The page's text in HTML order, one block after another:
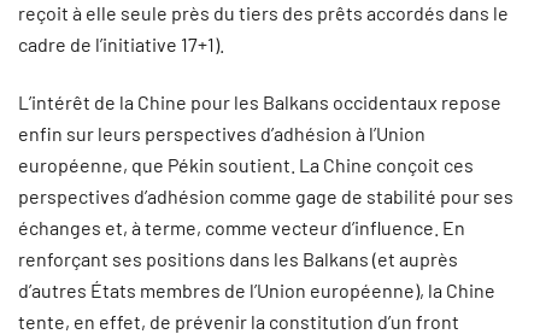
reçoit à elle seule près du tiers des prêts accordés dans le
cadre de l’initiative 17+1).
L’intérêt de la Chine pour les Balkans occidentaux repose
enfin sur leurs perspectives d’adhésion à l’Union
européenne, que Pékin soutient. La Chine conçoit ces
perspectives d’adhésion comme gage de stabilité pour ses
échanges et, à terme, comme vecteur d’influence. En
renforçant ses positions dans les Balkans (et auprès
d’autres États membres de l’Union européenne), la Chine
tente, en effet, de prévenir la constitution d’un front